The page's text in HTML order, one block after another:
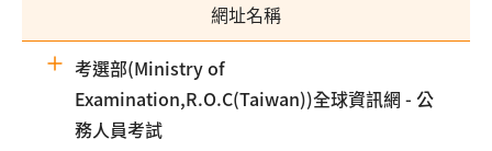
網址名稱
考選部(Ministry of
Examination,R.O.C(Taiwan))全球資訊網 - 公
務人員考試